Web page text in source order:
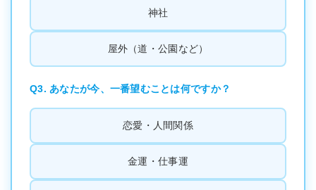
神社
屋外（道・公園など）
Q3. あなたが今、一番望むことは何ですか？
恋愛・人間関係
金運・仕事運